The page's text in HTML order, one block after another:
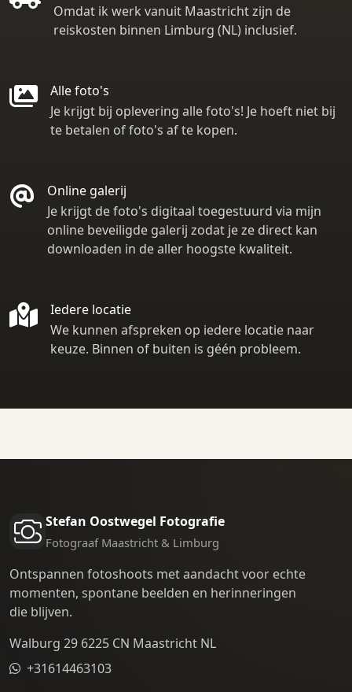
Omdat ik werk vanuit Maastricht zijn de
reiskosten binnen Limburg (NL) inclusief.
Alle foto's
Je krijgt bij oplevering alle foto's! Je hoeft niet bij
te betalen of foto's af te kopen.
Online galerij
Je krijgt de foto's digitaal toegestuurd via mijn
online beveiligde galerij zodat je ze direct kan
downloaden in de aller hoogste kwaliteit.
Iedere locatie
We kunnen afspreken op iedere locatie naar
keuze. Binnen of buiten is géén probleem.
Stefan Oostwegel Fotografie
Fotograaf Maastricht & Limburg
Ontspannen fotoshoots met aandacht voor echte
momenten, spontane beelden en herinneringen
die blijven.
Walburg 29 6225 CN Maastricht NL
+31614463103